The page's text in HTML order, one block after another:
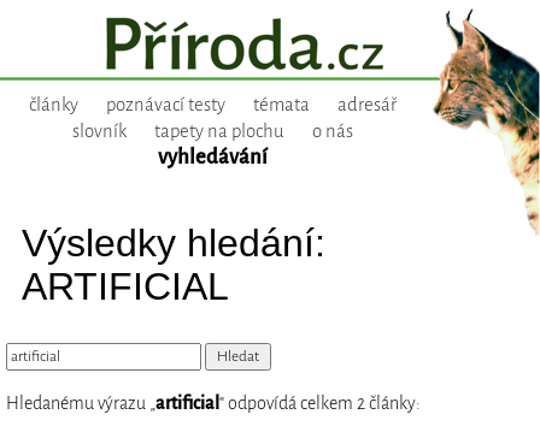
články poznávací testy témata
adresář
slovník
tapety na plochu o nás
vyhledávání
Výsledky hledání:
ARTIFICIAL
Hledanému výrazu „artificial“ odpovídá celkem 2 články: